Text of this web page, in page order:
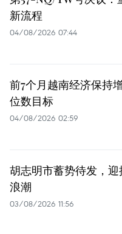
新流程
04/08/2026 07:44
前7个月越南经济保持
位数目标
04/08/2026 02:59
胡志明市蓄势待发，
浪潮
03/08/2026 11:56